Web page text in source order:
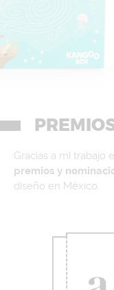
Gracias a mi trabajo
premios y
diseño en México.